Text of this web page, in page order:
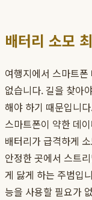
배터리 소모
여행지에서 스마트
없습니다. 길을 찾아
해야 하기 때문입니
스마트폰이 약한 데
배터리가 급격하게
안정한 곳에서 스트
게 닳게 하는 주범입
능을 사용할 필요가